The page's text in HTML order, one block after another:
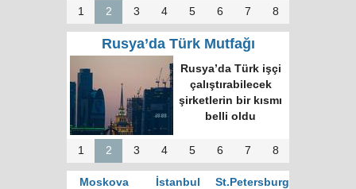
1 2 3 4 5 6 7 8
Rusya’da Türk Mutfağı
Moskova’nın en
büyük kültür
merkezinde “Türk
Kahvesi Gecesi”
düzenlendi
1 2 3 4 5 6 7 8
Moskova İstanbul
St.Petersburg